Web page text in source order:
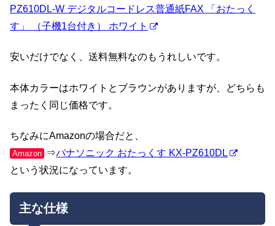
PZ610DL-W デジタルコードレス普通紙FAX 「おたっく
す」 （子機1台付き） ホワイト
安いだけでなく、送料無料なのもうれしいです。
本体カラーはホワイトとブラウンがありますが、どちらも
まったく同じ価格です。
ちなみにAmazonの場合だと、
Amazon ⇒パナソニック おたっくす KX-PZ610DL
という状況になっています。
主な仕様